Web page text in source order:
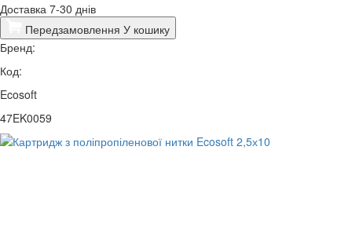
Доставка 7-30 днів
Передзамовлення У кошику
Бренд:
Код:
Ecosoft
47EK0059